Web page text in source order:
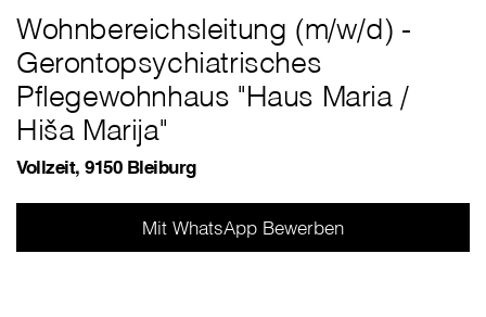
Wohnbereichsleitung (m/w/d) -
Gerontopsychiatrisches
Pflegewohnhaus "Haus Maria /
Hiša Marija"
Vollzeit, 9150 Bleiburg
Mit WhatsApp Bewerben